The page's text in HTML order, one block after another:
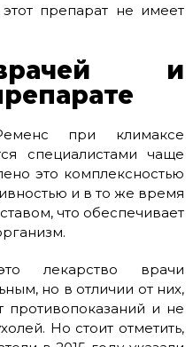
препарат не имеет
и
при климаксе
специалистами чаще
это комплексностью
и в то же время
что обеспечивает
лекарство врачи
но в отличии от них,
противопоказаний и не
Но стоит отметить,